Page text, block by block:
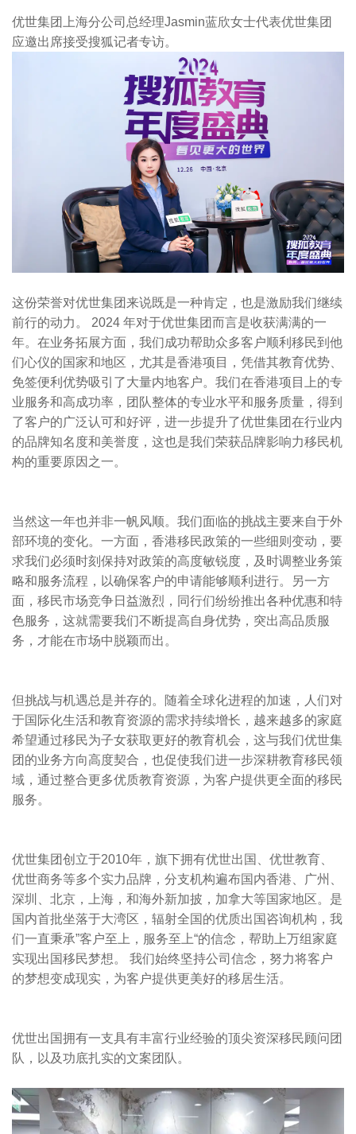
优世集团上海分公司总经理Jasmin蓝欣女士代表优世集团
应邀出席接受搜狐记者专访。
这份荣誉对优世集团来说既是一种肯定，也是激励我们继续
前行的动力。 2024 年对于优世集团而言是收获满满的一
年。在业务拓展方面，我们成功帮助众多客户顺利移民到他
们心仪的国家和地区，尤其是香港项目，凭借其教育优势、
免签便利优势吸引了大量内地客户。我们在香港项目上的专
业服务和高成功率，团队整体的专业水平和服务质量，得到
了客户的广泛认可和好评，进一步提升了优世集团在行业内
的品牌知名度和美誉度，这也是我们荣获品牌影响力移民机
构的重要原因之一。
当然这一年也并非一帆风顺。我们面临的挑战主要来自于外
部环境的变化。一方面，香港移民政策的一些细则变动，要
求我们必须时刻保持对政策的高度敏锐度，及时调整业务策
略和服务流程，以确保客户的申请能够顺利进行。另一方
面，移民市场竞争日益激烈，同行们纷纷推出各种优惠和特
色服务，这就需要我们不断提高自身优势，突出高品质服
务，才能在市场中脱颖而出。
但挑战与机遇总是并存的。随着全球化进程的加速，人们对
于国际化生活和教育资源的需求持续增长，越来越多的家庭
希望通过移民为子女获取更好的教育机会，这与我们优世集
团的业务方向高度契合，也促使我们进一步深耕教育移民领
域，通过整合更多优质教育资源，为客户提供更全面的移民
服务。
优世集团创立于2010年，旗下拥有优世出国、优世教育、
优世商务等多个实力品牌，分支机构遍布国内香港、广州、
深圳、北京，上海，和海外新加披，加拿大等国家地区。是
国内首批坐落于大湾区，辐射全国的优质出国咨询机构，我
们一直秉承”客户至上，服务至上“的信念，帮助上万组家庭
实现出国移民梦想。 我们始终坚持公司信念，努力将客户
的梦想变成现实，为客户提供更美好的移居生活。
优世出国拥有一支具有丰富行业经验的顶尖资深移民顾问团
队，以及功底扎实的文案团队。